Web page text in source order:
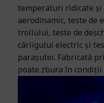
temperaturi ridicate
aerodinamic, teste de
troliului, teste de
cârligului electric și
parașutei. Fabricată
poate zbura în condiții